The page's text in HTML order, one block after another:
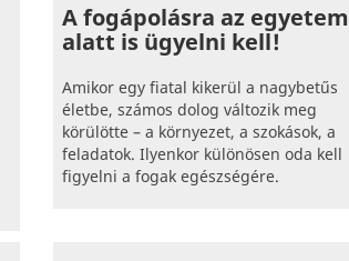
A fogápolásra az egyetem
alatt is ügyelni kell!
Amikor egy fiatal kikerül a nagybetűs
életbe, számos dolog változik meg
körülötte – a környezet, a szokások, a
feladatok. Ilyenkor különösen oda kell
figyelni a fogak egészségére.